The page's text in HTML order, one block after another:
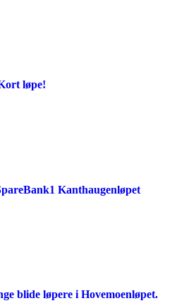
løpe!
Kanthaugenløpet
blide løpere i Hovemoenløpet.